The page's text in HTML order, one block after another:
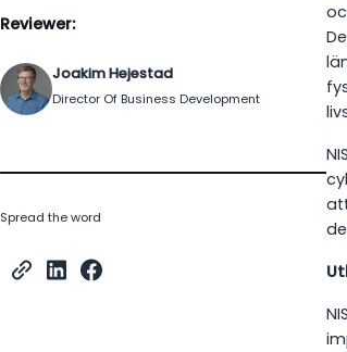
Reviewer:
Joakim Hejestad
Director Of Business Development
Spread the word